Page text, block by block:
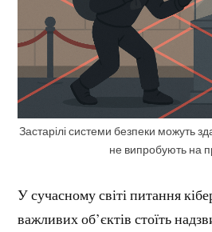
Застарілі системи безпеки можуть
не випробують на
У сучасному світі питання
важливих об’єктів стоїть